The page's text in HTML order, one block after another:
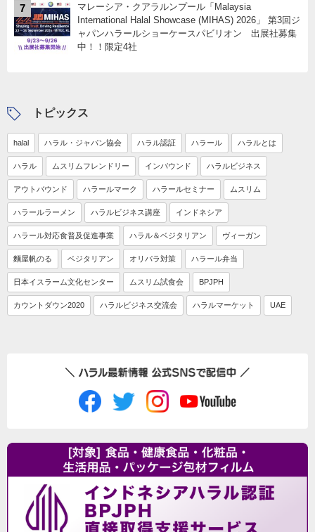
7
マレーシア・クアラルンプール「Malaysia
International Halal Showcase (MIHAS) 2026」 第3回ジ
ャパンハラールショーケースパビリオン 出展社募集
中！！限定4社
トピックス
halal ハラル・ジャパン協会 ハラル認証 ハラール ハラルとは
ハラル ムスリムフレンドリー インバウンド ハラルビジネス
アウトバウンド ハラールマーク ハラールセミナー ムスリム
ハラールラーメン ハラルビジネス講座 インドネシア
ハラール対応食普及促進事業 ハラル＆ベジタリアン ヴィーガン
麵屋帆のる ベジタリアン オリパラ対策 ハラール弁当
日本イスラーム文化センター ムスリム試食会 BPJPH
カウントダウン2020 ハラルビジネス交流会 ハラルマーケット UAE